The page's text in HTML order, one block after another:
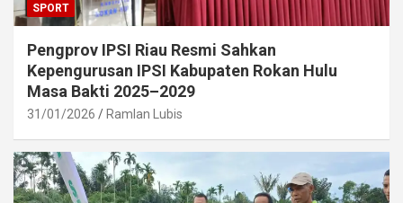
SPORT
Pengprov IPSI Riau Resmi Sahkan
Kepengurusan IPSI Kabupaten Rokan Hulu
Masa Bakti 2025–2029
31/01/2026 Ramlan Lubis